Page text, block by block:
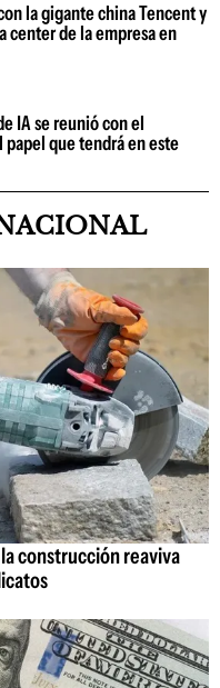
la gigante china Tencent y
center de la empresa en
IA se reunió con el
que tendrá en este
construcción reaviva